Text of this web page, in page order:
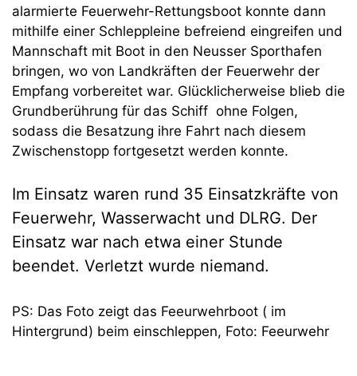
alarmierte Feuerwehr-Rettungsboot konnte dann
mithilfe einer Schleppleine befreiend eingreifen und
Mannschaft mit Boot in den Neusser Sporthafen
bringen, wo von Landkräften der Feuerwehr der
Empfang vorbereitet war. Glücklicherweise blieb die
Grundberührung für das Schiff ohne Folgen,
sodass die Besatzung ihre Fahrt nach diesem
Zwischenstopp fortgesetzt werden konnte.
Im Einsatz waren rund 35 Einsatzkräfte von
Feuerwehr, Wasserwacht und DLRG. Der
Einsatz war nach etwa einer Stunde
beendet. Verletzt wurde niemand.
PS: Das Foto zeigt das Feeurwehrboot ( im
Hintergrund) beim einschleppen, Foto: Feeurwehr